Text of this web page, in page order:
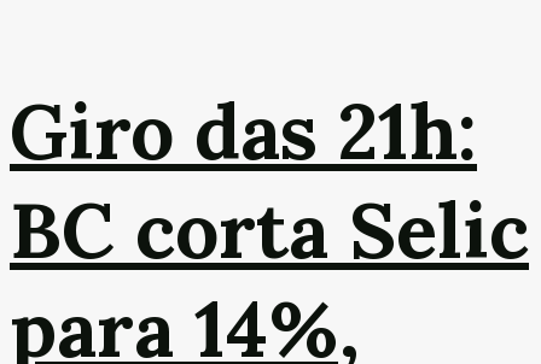
Giro das 21h:
BC corta Selic
para 14%,